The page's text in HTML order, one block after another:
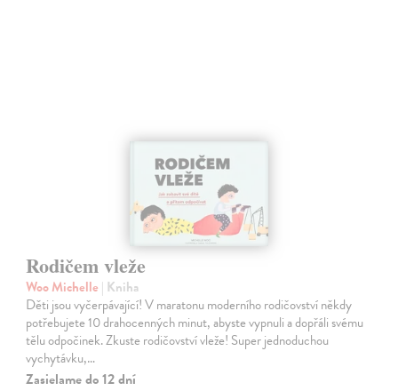
Rodičem vleže
Woo Michelle | Kniha
Děti jsou vyčerpávající! V maratonu moderního rodičovství někdy
potřebujete 10 drahocenných minut, abyste vypnuli a dopřáli svému
tělu odpočinek. Zkuste rodičovství vleže! Super jednoduchou
vychytávku,…
Zasielame do 12 dní